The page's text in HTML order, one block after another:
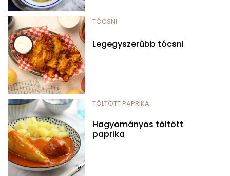
TÓCSNI
Legegyszerűbb tócsni
TÖLTÖTT PAPRIKA
Hagyományos töltött
paprika